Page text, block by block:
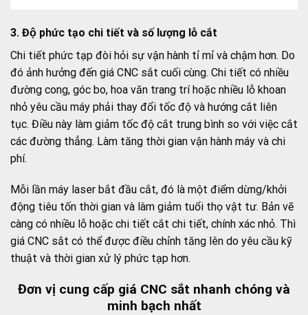
3. Độ phức tạo chi tiết và số lượng lỗ cắt
Chi tiết phức tạp đòi hỏi sự vận hành tỉ mỉ và chậm hơn. Do
đó ảnh hưởng đến giá CNC sắt cuối cùng. Chi tiết có nhiều
đường cong, góc bo, hoa văn trang trí hoặc nhiều lỗ khoan
nhỏ yêu cầu máy phải thay đổi tốc độ và hướng cắt liên
tục. Điều này làm giảm tốc độ cắt trung bình so với việc cắt
các đường thẳng. Làm tăng thời gian vận hành máy và chi
phí.
Mỗi lần máy laser bắt đầu cắt, đó là một điểm dừng/khởi
động tiêu tốn thời gian và làm giảm tuổi thọ vật tư. Bản vẽ
càng có nhiều lỗ hoặc chi tiết cắt chi tiết, chính xác nhỏ. Thì
giá CNC sắt có thể được điều chỉnh tăng lên do yêu cầu kỹ
thuật và thời gian xử lý phức tạp hơn.
Đơn vị cung cấp giá CNC sắt nhanh chóng và
minh bạch nhất